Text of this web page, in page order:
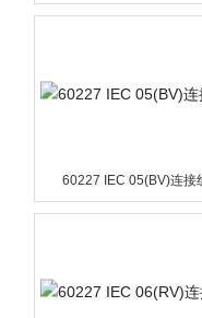
60227 IEC 05(BV)连接